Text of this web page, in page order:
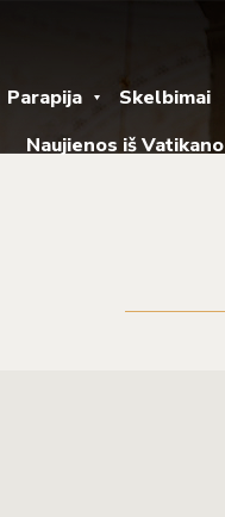
Parapija Skelbimai
Naujienos iš Vatikano